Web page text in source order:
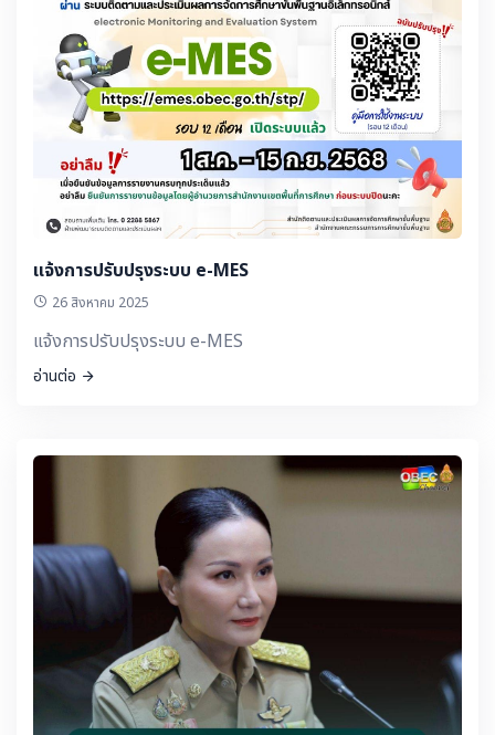
แจ้งการปรับปรุงระบบ e-MES
26 สิงหาคม 2025
แจ้งการปรับปรุงระบบ e-MES
อ่านต่อ